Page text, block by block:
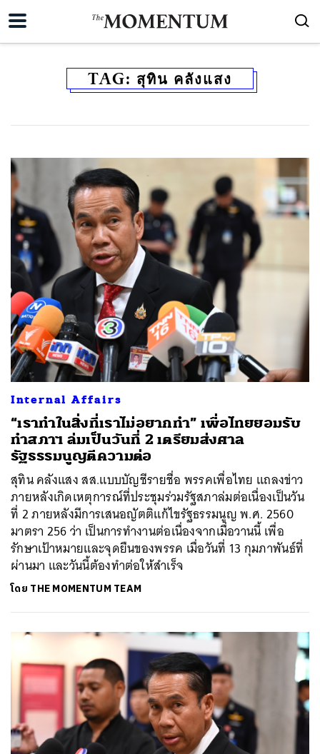
TAG: สุทิน คลังแสง
Internal Affairs
“เราทำในสิ่งที่เราไม่อยากทำ” เพื่อไทยยอมรับ
ทำสภาฯ ล่มเป็นวันที่ 2 เตรียมส่งศาล
รัฐธรรมนูญตีความต่อ
สุทิน คลังแสง สส.แบบบัญชีรายชื่อ พรรคเพื่อไทย แถลงข่าว
ภายหลังเกิดเหตุการณ์ที่ประชุมร่วมรัฐสภาล่มต่อเนื่องเป็นวัน
ที่ 2 ภายหลังมีการเสนอญัตติแก้ไขรัฐธรรมนูญ พ.ศ. 2560
มาตรา 256 ว่า เป็นการทำงานต่อเนื่องจากเมื่อวานนี้ เพื่อ
รักษาเป้าหมายและจุดยืนของพรรค เมื่อวันที่ 13 กุมภาพันธ์ที่
ผ่านมา และวันนี้ต้องทำต่อให้สำเร็จ
โดย THE MOMENTUM TEAM